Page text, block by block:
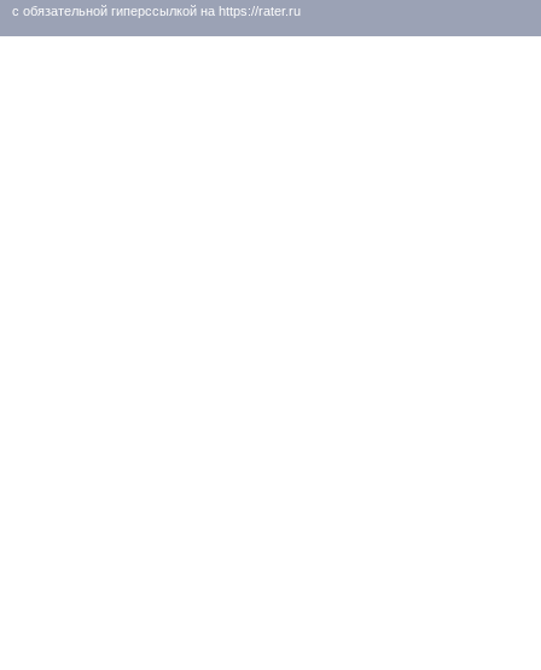
с обязательной гиперссылкой на https://rater.ru